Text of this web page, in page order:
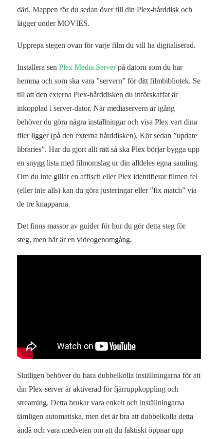
däri. Mappen för du sedan över till din Plex-hårddisk och
lägger under MOVIES.
Upprepa stegen ovan för varje film du vill ha digitaliserad.
Installera sen Plex Media Serverpå datorn som du har
hemma och som ska vara ”servern” för ditt filmbibliotek. Se
till att den externa Plex-hårddisken du införskaffat är
inkopplad i server-dator. När mediaservern är igång
behöver du göra några inställningar och visa Plex vart dina
filer ligger (på den externa hårddisken). Kör sedan ”update
libraries”. Har du gjort allt rätt så ska Plex börjar bygga upp
en snygg lista med filmomslag ur din alldeles egna samling.
Om du inte gillar en affisch eller Plex identifierar filmen fel
(eller inte alls) kan du göra justeringar eller ”fix match” via
de tre knapparna.
Det finns massor av guider för hur du gör detta steg för
steg, men här är en videogenomgång.
Slutligen behöver du bara dubbelkolla inställningarna för att
din Plex-server är aktiverad för fjärruppkoppling och
streaming. Detta brukar vara enkelt och inställningarna
tämligen automatiska, men det är bra att dubbelkolla detta
ändå och vara medveten om att du faktiskt öppnar upp